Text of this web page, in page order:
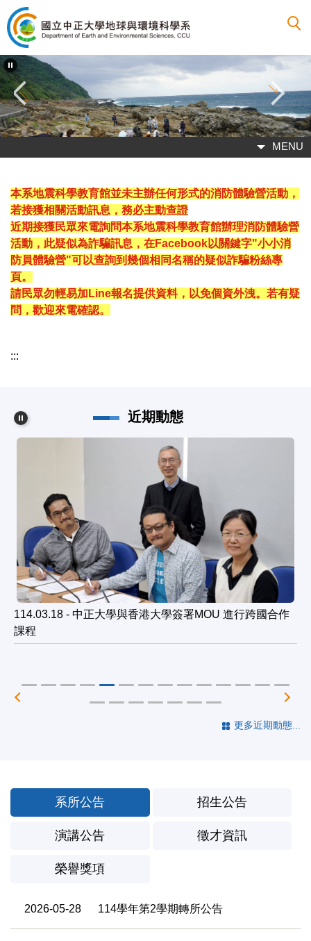
跳
到
主
要
內
容
區
MENU
本系地震科學教育館並未主辦任何形式的消防體驗營活動，
若接獲相關活動訊息，務必主動查證
近期接獲民眾來電詢問本系地震科學教育館辦理消防體驗營
活動，此疑似為詐騙訊息，在Facebook以關鍵字"小小消
防員體驗營"可以查詢到幾個相同名稱的疑似詐騙粉絲專
頁。
請民眾勿輕易加Line報名提供資料，以免個資外洩。若有疑
問，歡迎來電確認。
:::
近期動態
114.03.18 - 中正大學與香港大學簽署MOU 進行跨國合作
課程
更多近期動態...
系所公告 招生公告
演講公告 徵才資訊
榮譽獎項
2026-05-28 114學年第2學期轉所公告